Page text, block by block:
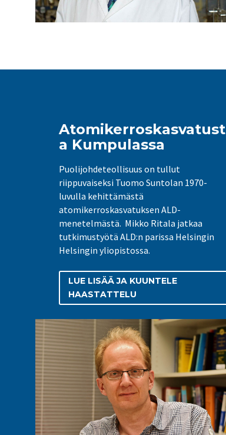
Atomikerroskasvatust
a Kumpulassa
Puolijohdeteollisuus on tullut
riippuvaiseksi Tuomo Suntolan 1970-
luvulla kehittämästä
atomikerroskasvatuksen ALD-
menetelmästä. Mikko Ritala jatkaa
tutkimustyötä ALD:n parissa Helsingin
Helsingin yliopistossa.
LUE LISÄÄ JA KUUNTELE
HAASTATTELU